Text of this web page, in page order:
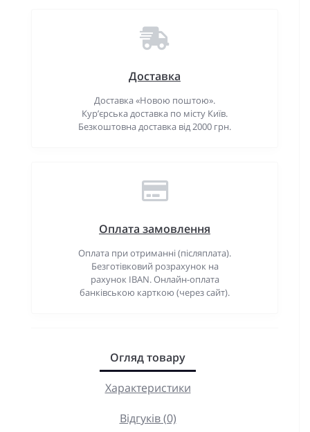
Доставка
Доставка «Новою поштою».
Кур’єрська доставка по місту Київ.
Безкоштовна доставка від 2000 грн.
Оплата замовлення
Оплата при отриманні (післяплата).
Безготівковий розрахунок на
рахунок IBAN. Онлайн-оплата
банківською карткою (через сайт).
Огляд товару
Характеристики
Відгуків (0)